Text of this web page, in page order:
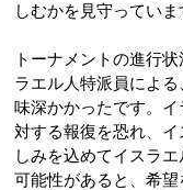
しむかを見守っていま
トーナメントの進行
ラエル人特派員によ
味深かかったです。
対する報復を恐れ、
しみを込めてイスラ
可能性があると、希望